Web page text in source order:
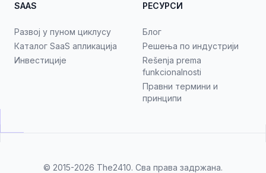
SAAS
Развој у пуном циклусу
Каталог SaaS апликација
Инвестиције
РЕСУРСИ
Блог
Решења по индустрији
Rešenja prema
funkcionalnosti
Правни термини и
принципи
© 2015-2026 The2410. Сва права задржана.